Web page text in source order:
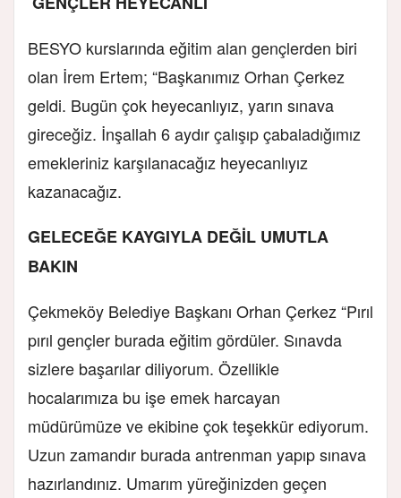
BESYO kurslarında eğitim alan gençlerden biri
olan İrem Ertem; “Başkanımız Orhan Çerkez
geldi. Bugün çok heyecanlıyız, yarın sınava
gireceğiz. İnşallah 6 aydır çalışıp çabaladığımız
emekleriniz karşılanacağız heyecanlıyız
kazanacağız.
GELECEĞE KAYGIYLA DEĞİL UMUTLA
BAKIN
Çekmeköy Belediye Başkanı Orhan Çerkez “Pırıl
pırıl gençler burada eğitim gördüler. Sınavda
sizlere başarılar diliyorum. Özellikle
hocalarımıza bu işe emek harcayan
müdürümüze ve ekibine çok teşekkür ediyorum.
Uzun zamandır burada antrenman yapıp sınava
hazırlandınız. Umarım yüreğinizden geçen